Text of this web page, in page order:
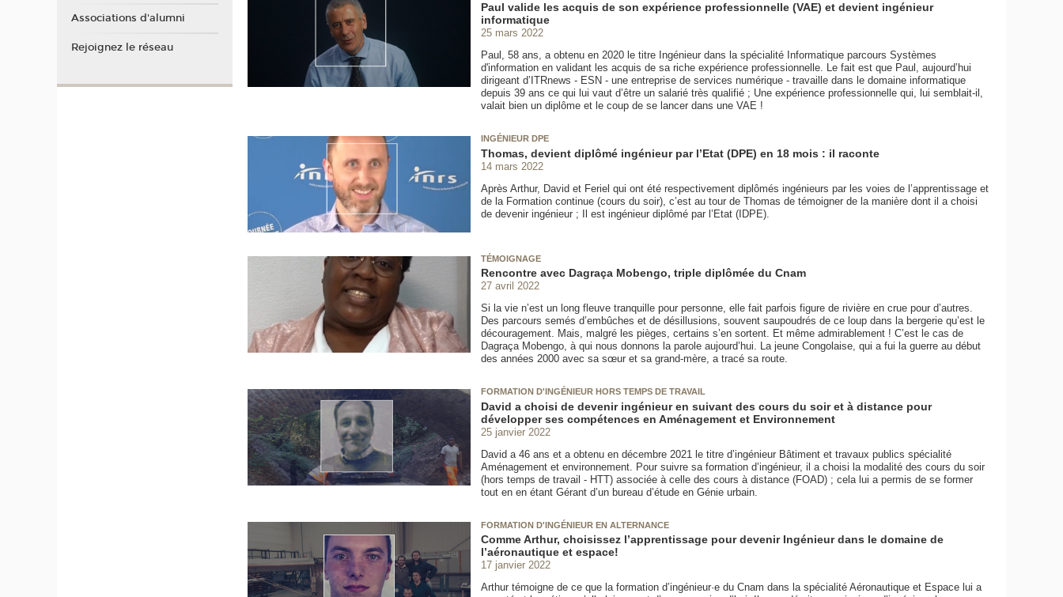
Paul valide les acquis de son expérience professionnelle (VAE) et devient ingénieur
informatique
25 mars 2022
Paul, 58 ans, a obtenu en 2020 le titre Ingénieur dans la spécialité Informatique parcours Systèmes
d'information en validant les acquis de sa riche expérience professionnelle. Le fait est que Paul, aujourd’hui
dirigeant d’ITRnews - ESN - une entreprise de services numérique - travaille dans le domaine informatique
depuis 39 ans ce qui lui vaut d’être un salarié très qualifié ; Une expérience professionnelle qui, lui semblait-il,
valait bien un diplôme et le coup de se lancer dans une VAE !
INGÉNIEUR DPE
Thomas, devient diplômé ingénieur par l’Etat (DPE) en 18 mois : il raconte
14 mars 2022
Après Arthur, David et Feriel qui ont été respectivement diplômés ingénieurs par les voies de l’apprentissage et
de la Formation continue (cours du soir), c’est au tour de Thomas de témoigner de la manière dont il a choisi
de devenir ingénieur ; Il est ingénieur diplômé par l’Etat (IDPE).
TÉMOIGNAGE
Rencontre avec Dagraça Mobengo, triple diplômée du Cnam
27 avril 2022
Si la vie n’est un long fleuve tranquille pour personne, elle fait parfois figure de rivière en crue pour d’autres.
Des parcours semés d’embûches et de désillusions, souvent saupoudrés de ce loup dans la bergerie qu’est le
découragement. Mais, malgré les pièges, certains s’en sortent. Et même admirablement ! C’est le cas de
Dagraça Mobengo, à qui nous donnons la parole aujourd’hui. La jeune Congolaise, qui a fui la guerre au début
des années 2000 avec sa sœur et sa grand-mère, a tracé sa route.
FORMATION D'INGÉNIEUR HORS TEMPS DE TRAVAIL
David a choisi de devenir ingénieur en suivant des cours du soir et à distance pour
développer ses compétences en Aménagement et Environnement
25 janvier 2022
David a 46 ans et a obtenu en décembre 2021 le titre d’ingénieur Bâtiment et travaux publics spécialité
Aménagement et environnement. Pour suivre sa formation d’ingénieur, il a choisi la modalité des cours du soir
(hors temps de travail - HTT) associée à celle des cours à distance (FOAD) ; cela lui a permis de se former
tout en en étant Gérant d’un bureau d’étude en Génie urbain.
FORMATION D'INGÉNIEUR EN ALTERNANCE
Comme Arthur, choisissez l’apprentissage pour devenir Ingénieur dans le domaine de
l’aéronautique et espace!
17 janvier 2022
Arthur témoigne de ce que la formation d’ingénieur·e du Cnam dans la spécialité Aéronautique et Espace lui a
Associations d'alumni
Rejoignez le réseau